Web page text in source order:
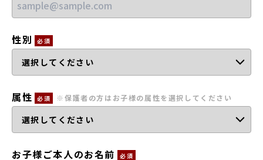
会員登録
性別 必須
属性 必須 ※保護者の方はお子様の属性を選択してください
お子様ご本人のお名前 必須